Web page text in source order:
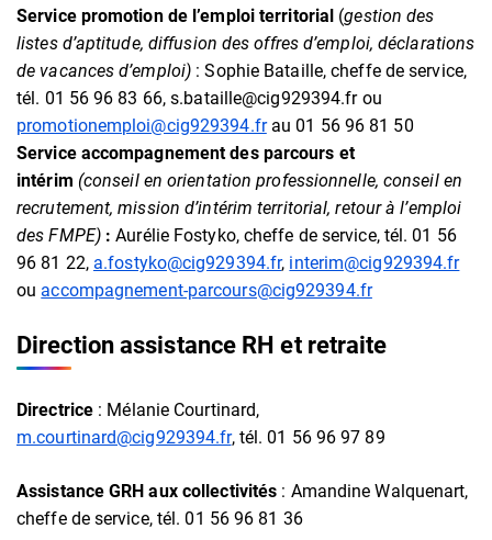
Service promotion de l’emploi territorial (gestion des
listes d’aptitude, diffusion des offres d’emploi, déclarations
de vacances d’emploi) : Sophie Bataille, cheffe de service,
tél. 01 56 96 83 66, s.bataille@cig929394.fr ou
promotionemploi@cig929394.frau 01 56 96 81 50
Service accompagnement des parcours et
intérim (conseil en orientation professionnelle, conseil en
recrutement, mission d’intérim territorial, retour à l’emploi
des FMPE): Aurélie Fostyko, cheffe de service, tél. 01 56
96 81 22, a.fostyko@cig929394.fr, interim@cig929394.fr
ou accompagnement-parcours@cig929394.fr
Direction assistance RH et retraite
Directrice : Mélanie Courtinard,
m.courtinard@cig929394.fr, tél. 01 56 96 97 89
Assistance GRH aux collectivités : Amandine Walquenart,
cheffe de service, tél. 01 56 96 81 36